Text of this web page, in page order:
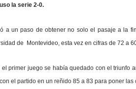
la serie 2-0.
a un paso de obtener no solo el pasaje a la
de Montevideo, esta vez en cifras de 72 a
primer juego se había quedado con el triunfo
el partido en un reñido 85 a 83 para poner las